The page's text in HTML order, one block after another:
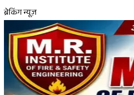
ब्रेकिंग न्यूज़